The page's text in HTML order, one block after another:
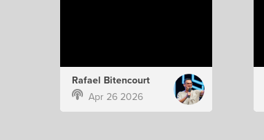
Rafael Bitencourt
Apr 26 2026